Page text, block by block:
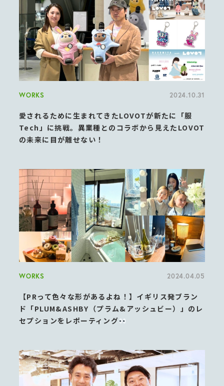
WORKS 2024.10.31
愛されるために生まれてきたLOVOTが新たに「服
Tech」に挑戦。異業種とのコラボから見えたLOVOT
の未来に目が離せない！
WORKS 2024.04.05
【PRって色々な形があるよね！】イギリス発ブラン
ド「PLUM&ASHBY（プラム&アッシュビー）」のレ
セプションをレポーティング